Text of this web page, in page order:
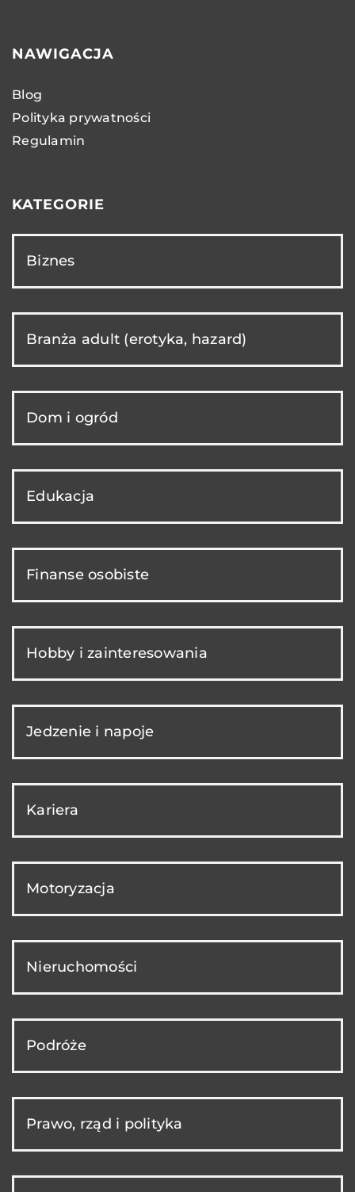
NAWIGACJA
Blog
Polityka prywatności
Regulamin
KATEGORIE
Biznes
Branża adult (erotyka, hazard)
Dom i ogród
Edukacja
Finanse osobiste
Hobby i zainteresowania
Jedzenie i napoje
Kariera
Motoryzacja
Nieruchomości
Podróże
Prawo, rząd i polityka